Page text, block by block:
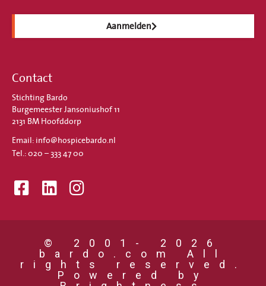
Aanmelden
Contact
Stichting Bardo
Burgemeester Jansoniushof 11
2131 BM Hoofddorp
Email: info@hospicebardo.nl
Tel.: 020 – 333 47 00
© 2001- 2026
bardo.com All
rights reserved.
Powered by